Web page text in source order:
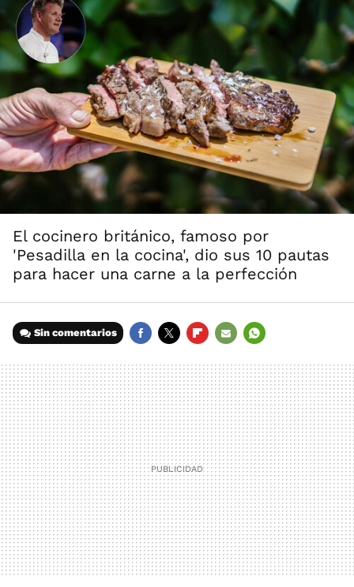
El cocinero británico, famoso por
'Pesadilla en la cocina', dio sus 10 pautas
para hacer una carne a la perfección
Sin comentarios
MAIL